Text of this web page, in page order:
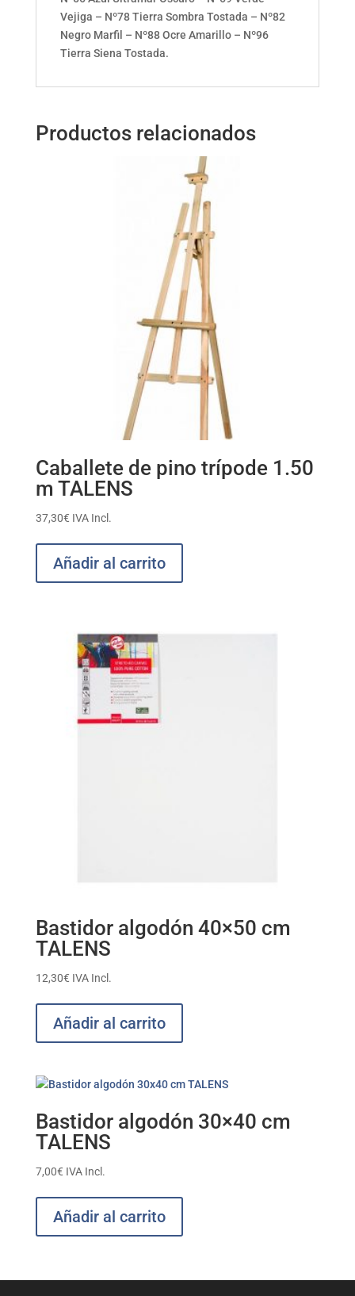
Vejiga – Nº78 Tierra Sombra Tostada – Nº82
Negro Marfil – Nº88 Ocre Amarillo – Nº96
Tierra Siena Tostada.
Productos relacionados
Caballete de pino trípode 1.50
m TALENS
37,30€ IVA Incl.
Añadir al carrito
Bastidor algodón 40×50 cm
TALENS
12,30€ IVA Incl.
Añadir al carrito
Bastidor algodón 30×40 cm
TALENS
7,00€ IVA Incl.
Añadir al carrito